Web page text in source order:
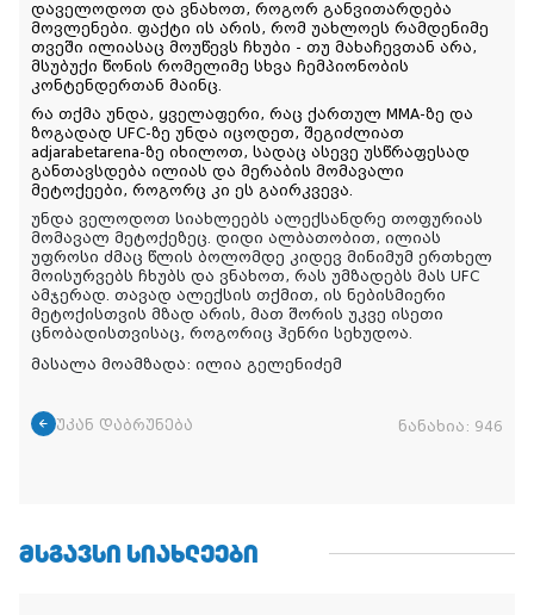
დაველოდოთ და ვნახოთ, როგორ განვითარდება
მოვლენები. ფაქტი ის არის, რომ უახლოეს რამდენიმე
თვეში ილიასაც მოუწევს ჩხუბი - თუ მახაჩევთან არა,
მსუბუქი წონის რომელიმე სხვა ჩემპიონობის
კონტენდერთან მაინც.
რა თქმა უნდა, ყველაფერი, რაც ქართულ MMA-ზე და
ზოგადად UFC-ზე უნდა იცოდეთ, შეგიძლიათ
adjarabetarena-ზე იხილოთ, სადაც ასევე უსწრაფესად
განთავსდება ილიას და მერაბის მომავალი
მეტოქეები, როგორც კი ეს გაირკვევა.
უნდა ველოდოთ სიახლეებს ალექსანდრე თოფურიას
მომავალ მეტოქეზეც. დიდი ალბათობით, ილიას
უფროსი ძმაც წლის ბოლომდე კიდევ მინიმუმ ერთხელ
მოისურვებს ჩხუბს და ვნახოთ, რას უმზადებს მას UFC
ამჯერად. თავად ალექსის თქმით, ის ნებისმიერი
მეტოქისთვის მზად არის, მათ შორის უკვე ისეთი
ცნობადისთვისაც, როგორიც ჰენრი სეხუდოა.
მასალა მოამზადა: ილია გელენიძემ
უკან დაბრუნება ნანახია: 946
ᲛᲡᲒᲐᲕᲡᲘ ᲡᲘᲐᲮᲚᲔᲔᲑᲘ